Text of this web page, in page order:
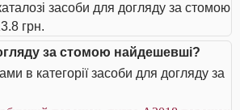
засоби для догляду за стомою
грн.
за стомою найдешевші?
в категорії засоби для догляду за